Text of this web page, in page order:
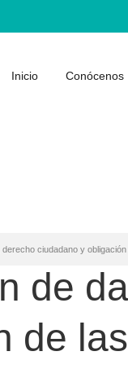
Inicio Conócenos
ciudadano y
de
de